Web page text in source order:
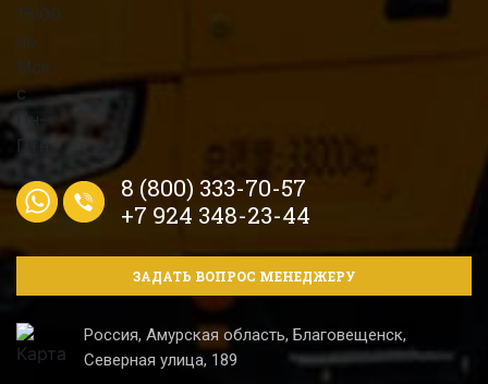
8 (800) 333-70-57
+7 924 348-23-44
ЗАДАТЬ ВОПРОС МЕНЕДЖЕРУ
Россия, Амурская область, Благовещенск,
Северная улица, 189